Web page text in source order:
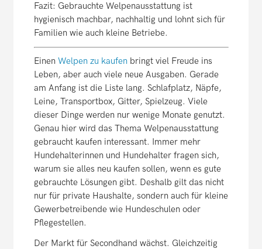
Fazit: Gebrauchte Welpenausstattung ist
hygienisch machbar, nachhaltig und lohnt sich für
Familien wie auch kleine Betriebe.
Einen Welpen zu kaufenbringt viel Freude ins
Leben, aber auch viele neue Ausgaben. Gerade
am Anfang ist die Liste lang. Schlafplatz, Näpfe,
Leine, Transportbox, Gitter, Spielzeug. Viele
dieser Dinge werden nur wenige Monate genutzt.
Genau hier wird das Thema Welpenausstattung
gebraucht kaufen interessant. Immer mehr
Hundehalterinnen und Hundehalter fragen sich,
warum sie alles neu kaufen sollen, wenn es gute
gebrauchte Lösungen gibt. Deshalb gilt das nicht
nur für private Haushalte, sondern auch für kleine
Gewerbetreibende wie Hundeschulen oder
Pflegestellen.
Der Markt für Secondhand wächst. Gleichzeitig